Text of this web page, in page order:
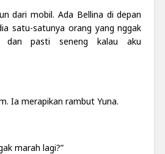
dari mobil. Ada Bellina di depan
satu-satunya orang yang nggak
dan pasti seneng kalau aku
Ia merapikan rambut Yuna.
marah lagi?”